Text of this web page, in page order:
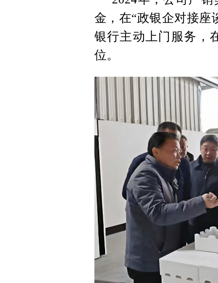
金，在“政银企对接座
银行主动上门服务，
位。